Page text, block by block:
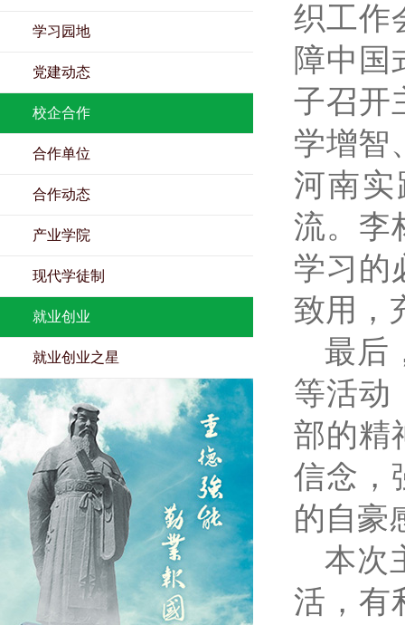
学习园地
党建动态
校企合作
合作单位
合作动态
产业学院
现代学徒制
就业创业
就业创业之星
织工作
障中国
子召开
学增智
河南
流。李
学习的
致用，
最后
等活动
部的精
信念，
的自豪
本次
活，有